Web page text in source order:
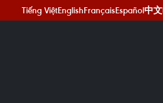
Tiếng ViệtEnglishFrançaisEspañol中文